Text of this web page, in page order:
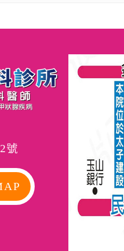
號